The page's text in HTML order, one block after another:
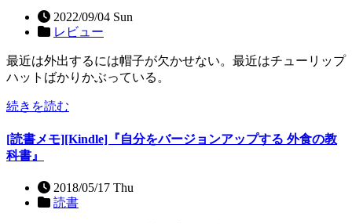
2022/09/04 Sun
レビュー
最近は外出するには帽子が欠かせない。最近はチューリップ
ハットばかりかぶっている。
続きを読む
[読書メモ][Kindle]『自分をバージョンアップする 外食の教
科書』
2018/05/17 Thu
読書